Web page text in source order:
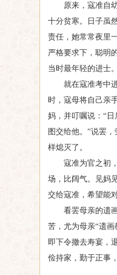
原来，寇准自
十分贫寒。日子虽
责任，她常常夜里
严格要求下，聪明
当时最年轻的进士。
就在寇准考中
时，寇母将自己亲
妈，并叮嘱说：“
图交给他。”说罢
样熄灭了。
寇准为官之初
场，比阔气。见妈
交给寇准，希望能
看罢母亲的遗
苦，尤为母亲“遗
即下令撤去寿宴，
俭持家，勤于正事